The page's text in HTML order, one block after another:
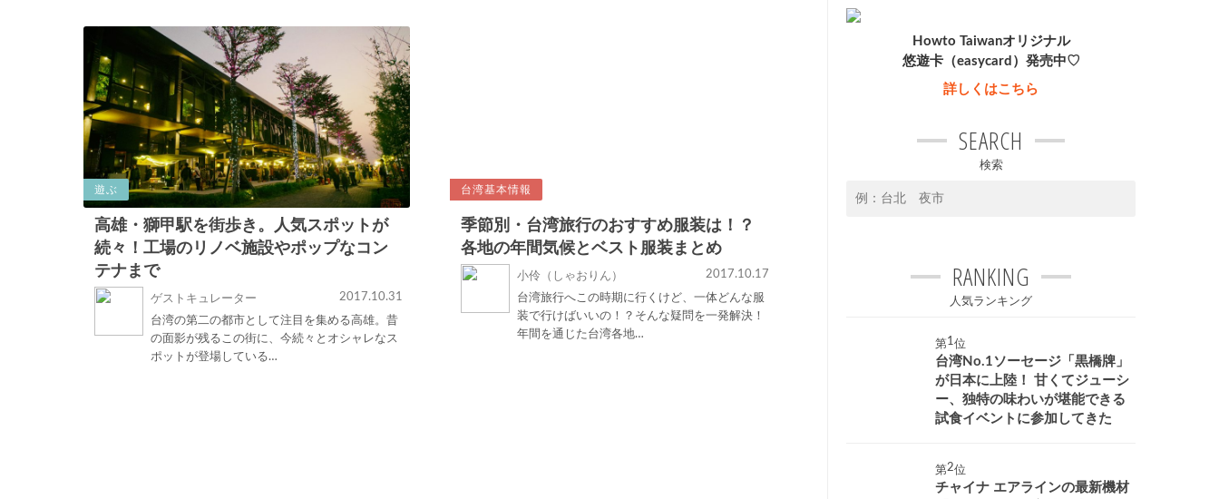
遊ぶ
高雄・獅甲駅を街歩き。人気スポットが
続々！工場のリノベ施設やポップなコン
テナまで
ゲストキュレーター
2017.10.31
台湾の第二の都市として注目を集める高雄。昔
の面影が残るこの街に、今続々とオシャレなス
ポットが登場している…
台湾基本情報
季節別・台湾旅行のおすすめ服装は！？
各地の年間気候とベスト服装まとめ
小伶（しゃおりん）
2017.10.17
台湾旅行へこの時期に行くけど、一体どんな服
装で行けばいいの！？そんな疑問を一発解決！
年間を通じた台湾各地…
Howto Taiwanオリジナル
悠遊卡（easycard）発売中♡
詳しくはこちら
SEARCH
検索
RANKING
人気ランキング
第 位
台湾No.1ソーセージ「黒橋牌」
が日本に上陸！ 甘くてジューシ
ー、独特の味わいが堪能できる
試食イベントに参加してきた
第 位
チャイナ エアラインの最新機材